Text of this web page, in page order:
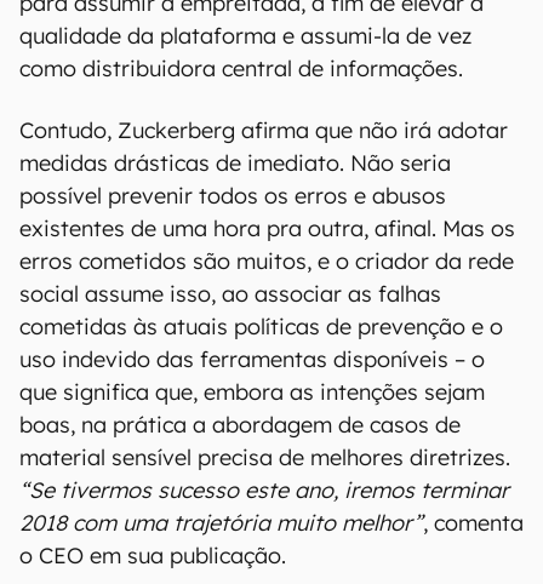
qualidade da plataforma e assumi-la de vez
como distribuidora central de informações.
Contudo, Zuckerberg afirma que não irá adotar
medidas drásticas de imediato. Não seria
possível prevenir todos os erros e abusos
existentes de uma hora pra outra, afinal. Mas os
erros cometidos são muitos, e o criador da rede
social assume isso, ao associar as falhas
cometidas às atuais políticas de prevenção e o
uso indevido das ferramentas disponíveis – o
que significa que, embora as intenções sejam
boas, na prática a abordagem de casos de
material sensível precisa de melhores diretrizes.
“Se tivermos sucesso este ano, iremos terminar
2018 com uma trajetória muito melhor”, comenta
o CEO em sua publicação.